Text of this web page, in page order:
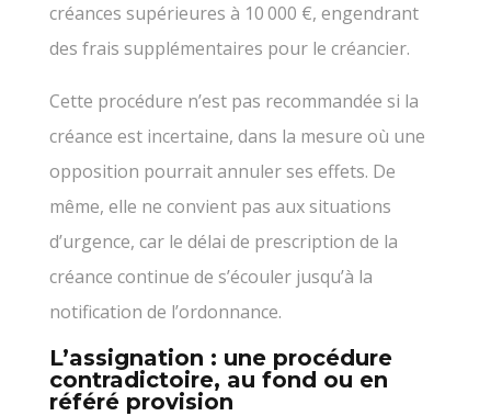
créances supérieures à 10 000 €, engendrant
des frais supplémentaires pour le créancier.
Cette procédure n’est pas recommandée si la
créance est incertaine, dans la mesure où une
opposition pourrait annuler ses effets. De
même, elle ne convient pas aux situations
d’urgence, car le délai de prescription de la
créance continue de s’écouler jusqu’à la
notification de l’ordonnance.
L’assignation : une procédure
contradictoire, au fond ou en
référé provision